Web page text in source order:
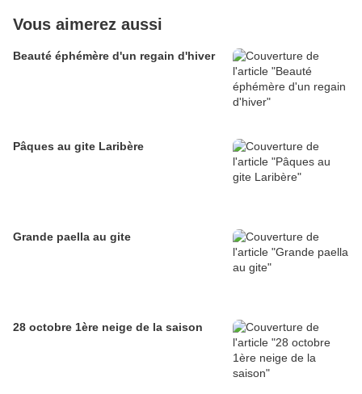
Vous aimerez aussi
Beauté éphémère d'un regain d'hiver
Pâques au gite Laribère
Grande paella au gite
28 octobre 1ère neige de la saison